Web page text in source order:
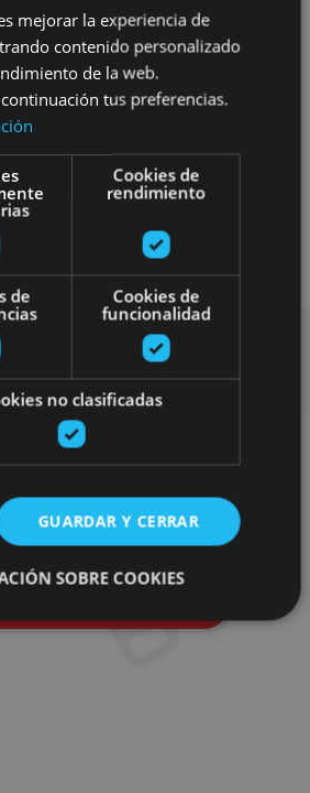
Visitas guiadas
plans
tours and the most important
in the calendar.
mejorar la experiencia de
contenido personalizado
de la web.
tus preferencias.
Cookies de
rendimiento
de
Cookies de
funcionalidad
no clasificadas
GUARDAR Y CERRAR
SOBRE COOKIES